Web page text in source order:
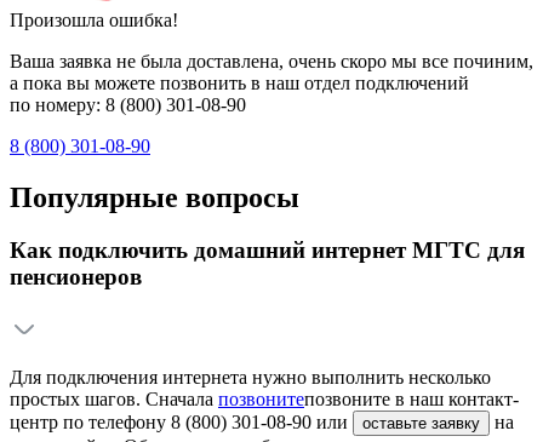
Произошла ошибка!
Ваша заявка не была доставлена, очень скоро мы все починим,
а пока вы можете позвонить в наш отдел подключений
по номеру: 8 (800) 301-08-90
8 (800) 301-08-90
Популярные вопросы
Как подключить домашний интернет МГТС для
пенсионеров
Для подключения интернета нужно выполнить несколько
простых шагов. Сначала позвонитепозвоните в наш контакт-
центр по телефону 8 (800) 301-08-90 или оставьте заявку
на